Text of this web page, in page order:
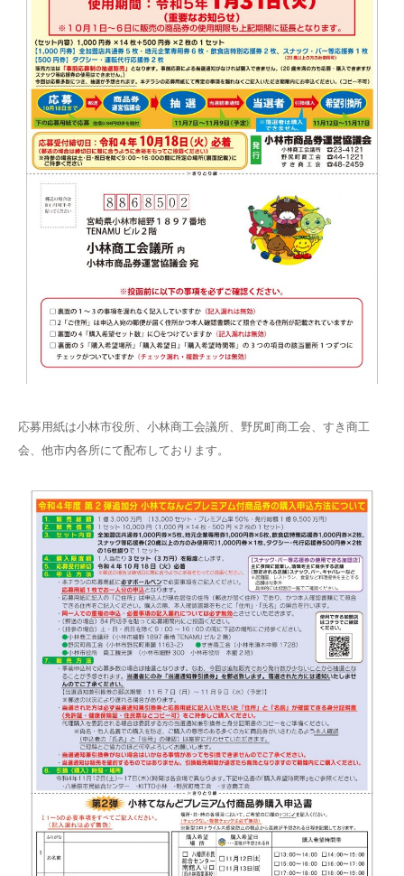
応募用紙は小林市役所、小林商工会議所、野尻町商工会、すき商工
会、他市内各所にて配布しております。